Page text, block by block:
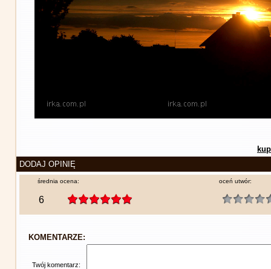
DODAJ OPINIĘ
średnia ocena:
6
oceń utwór:
KOMENTARZE:
Twój komentarz: